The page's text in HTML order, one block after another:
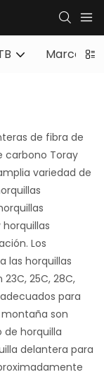
Marco de
de fibra de
carbono Toray
variedad de
Los
las horquillas
25C, 28C,
para
son
de horquilla
delantera para